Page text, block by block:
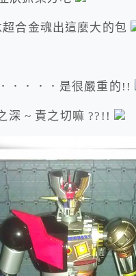
合金魂出這麼大的包
．．．．是很嚴重的!!
深 ~ 責之切嘛 ??!!